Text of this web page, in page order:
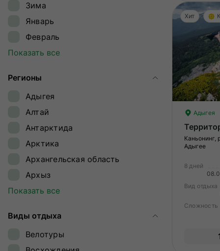
Зима
Январь
Февраль
Март
Июнь
Июль
Август
Сентябрь
Октябрь
Ноябрь
Декабрь
Показать все
Регионы
Адыгея
Алтай
Антарктида
Арктика
Архангельская область
Архыз
Байкал
Восточный Саян
Дагестан
Показать все
Виды отдыха
Велотуры
Хит
Адыгея
Каньонинг,
Адыгее
8 дней
Вид отдыха
Сложность